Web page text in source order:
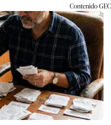
ContenidoGEC